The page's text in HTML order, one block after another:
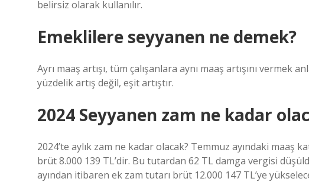
belirsiz olarak kullanılır.
Emeklilere seyyanen ne demek?
Ayrı maaş artışı, tüm çalışanlara aynı maaş artışını vermek
yüzdelik artış değil, eşit artıştır.
2024 Seyyanen zam ne kadar
2024’te aylık zam ne kadar olacak? Temmuz ayındaki maaş
brüt 8.000 139 TL’dir. Bu tutardan 62 TL damga vergisi
ayından itibaren ek zam tutarı brüt 12.000 147 TL’ye